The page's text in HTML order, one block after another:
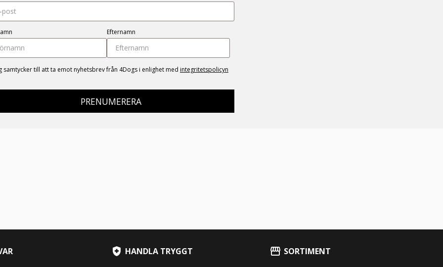
Efternamn
samtycker till att ta emot nyhetsbrev från 4Dogs i enlighet med integritetspolicyn
PRENUMERERA
HANDLA TRYGGT SORTIMENT